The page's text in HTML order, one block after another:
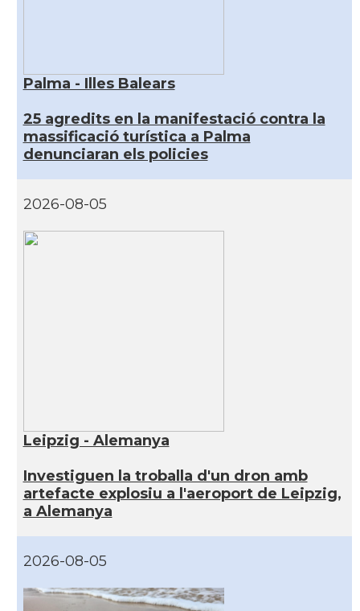
Palma - Illes Balears
25 agredits en la manifestació contra la
massificació turística a Palma
denunciaran els policies
2026-08-05
Leipzig - Alemanya
Investiguen la troballa d'un dron amb
artefacte explosiu a l'aeroport de Leipzig,
a Alemanya
2026-08-05